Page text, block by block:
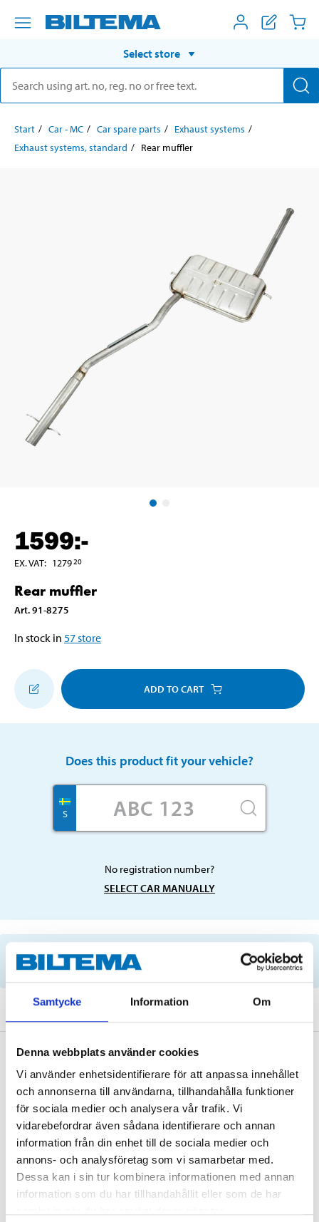
Samtycke Information Om
Denna webbplats använder cookies
Vi använder enhetsidentifierare för att anpassa innehållet
och annonserna till användarna, tillhandahålla funktioner
för sociala medier och analysera vår trafik. Vi
vidarebefordrar även sådana identifierare och annan
information från din enhet till de sociala medier och
annons- och analysföretag som vi samarbetar med.
Dessa kan i sin tur kombinera informationen med annan
information som du har tillhandahållit eller som de har
Select store
Start Car - MC Car spare parts
Exhaust systems
Exhaust systems, standard
Rear muffler
1599:-
EX. VAT: 127920
Rear muffler
Art.91-8275
In stock in 57store
ADD TO CART
Does this product fit your vehicle?
S
No registration number?
SELECT CAR MANUALLY
Important information when searching for spare
parts by reg. number and service recommendations.
Description
OE: 3531971